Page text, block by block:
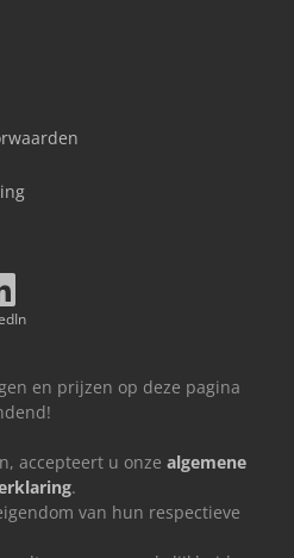
en prijzen op deze pagina
accepteert u onze algemene
.
van hun respectieve